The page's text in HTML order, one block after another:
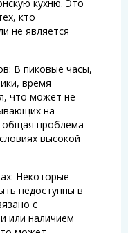
кухню. Это
кто
не является
В пиковые часы,
время
что может не
на
общая проблема
высокой
Некоторые
недоступны в
с
или наличием